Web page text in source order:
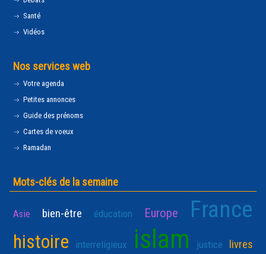
Santé
Vidéos
Nos services web
Votre agenda
Petites annonces
Guide des prénoms
Cartes de voeux
Ramadan
Mots-clés de la semaine
Asie bien-être éducation Europe France
histoire interreligieux islam justice livres